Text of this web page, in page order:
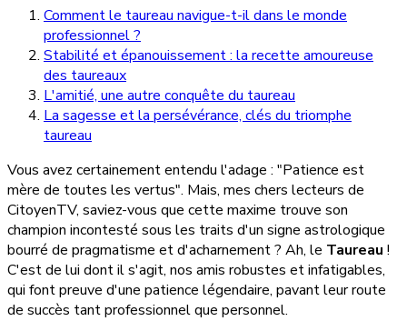
Comment le taureau navigue-t-il dans le monde
professionnel ?
Stabilité et épanouissement : la recette amoureuse
des taureaux
L'amitié, une autre conquête du taureau
La sagesse et la persévérance, clés du triomphe
taureau
Vous avez certainement entendu l'adage : "Patience est
mère de toutes les vertus". Mais, mes chers lecteurs de
CitoyenTV, saviez-vous que cette maxime trouve son
champion incontesté sous les traits d'un signe astrologique
bourré de pragmatisme et d'acharnement ? Ah, le Taureau !
C'est de lui dont il s'agit, nos amis robustes et infatigables,
qui font preuve d'une patience légendaire, pavant leur route
de succès tant professionnel que personnel.